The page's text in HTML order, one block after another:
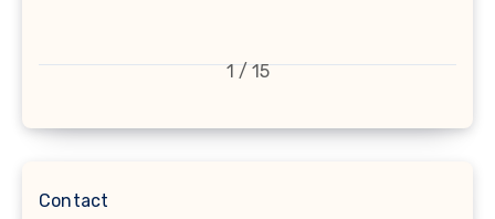
1 / 15
Contact